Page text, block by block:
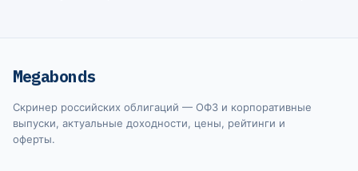
Megabonds
Скринер российских облигаций — ОФЗ и корпоративные
выпуски, актуальные доходности, цены, рейтинги и
оферты.